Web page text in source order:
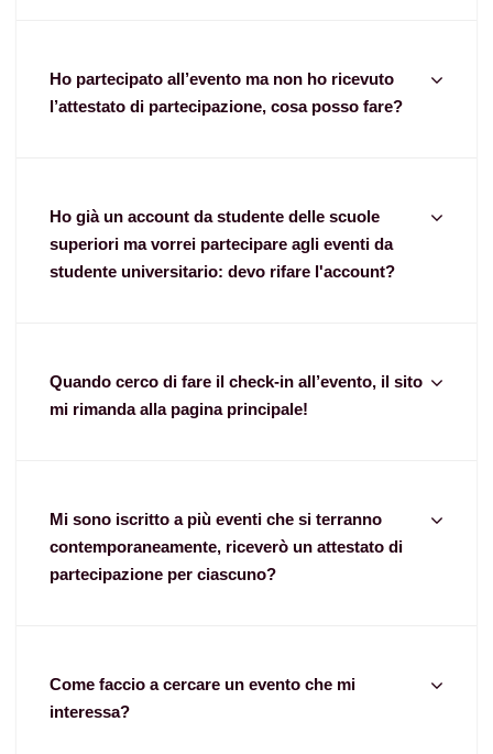
Ho partecipato all’evento ma non ho ricevuto
l’attestato di partecipazione, cosa posso fare?
Ho già un account da studente delle scuole
superiori ma vorrei partecipare agli eventi da
studente universitario: devo rifare l'account?
Quando cerco di fare il check-in all’evento, il sito
mi rimanda alla pagina principale!
Mi sono iscritto a più eventi che si terranno
contemporaneamente, riceverò un attestato di
partecipazione per ciascuno?
Come faccio a cercare un evento che mi
interessa?